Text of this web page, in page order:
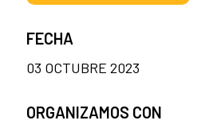
FECHA
03 OCTUBRE 2023
ORGANIZAMOS CON